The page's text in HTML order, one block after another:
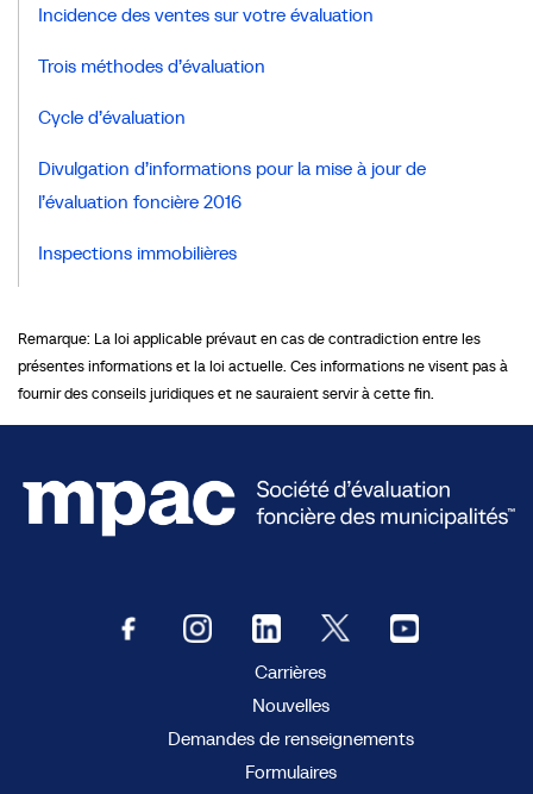
Incidence des ventes sur votre évaluation
Trois méthodes d’évaluation
Cycle d’évaluation
Divulgation d’informations pour la mise à jour de
l’évaluation foncière 2016
Inspections immobilières
Remarque: La loi applicable prévaut en cas de contradiction entre les
présentes informations et la loi actuelle. Ces informations ne visent pas à
fournir des conseils juridiques et ne sauraient servir à cette fin.
Carrières
Nouvelles
Demandes de renseignements
Formulaires